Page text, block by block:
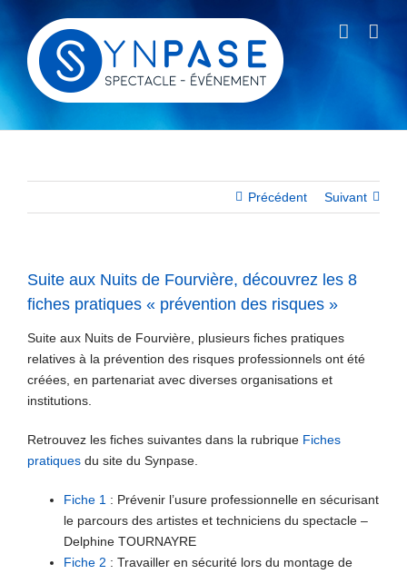
contenu
Précédent Suivant
Suite aux Nuits de Fourvière, découvrez les 8
fiches pratiques « prévention des risques »
Suite aux Nuits de Fourvière, plusieurs fiches pratiques
relatives à la prévention des risques professionnels ont été
créées, en partenariat avec diverses organisations et
institutions.
Retrouvez les fiches suivantes dans la rubrique Fiches
pratiques du site du Synpase.
Fiche 1 : Prévenir l’usure professionnelle en sécurisant
le parcours des artistes et techniciens du spectacle –
Delphine TOURNAYRE
Fiche 2 : Travailler en sécurité lors du montage de